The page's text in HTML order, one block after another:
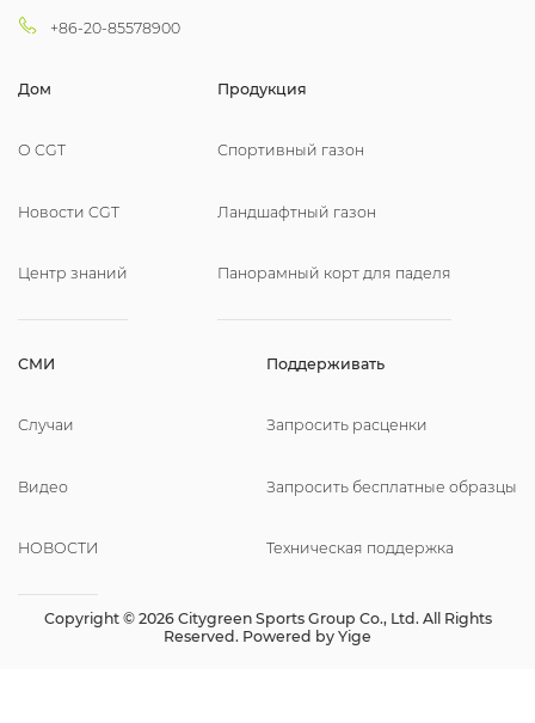
+86-20-85578900
Дом
О CGT
Новости CGT
Центр знаний
Продукция
Спортивный газон
Ландшафтный газон
Панорамный корт для паделя
СМИ
Случаи
Видео
НОВОСТИ
Поддерживать
Запросить расценки
Запросить бесплатные образцы
Техническая поддержка
Copyright © 2026 Citygreen Sports Group Co., Ltd. All Rights
Reserved. Powered by Yige